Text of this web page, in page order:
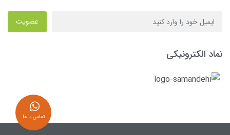
عضویت
نماد الکترونیکی
تماس با ما